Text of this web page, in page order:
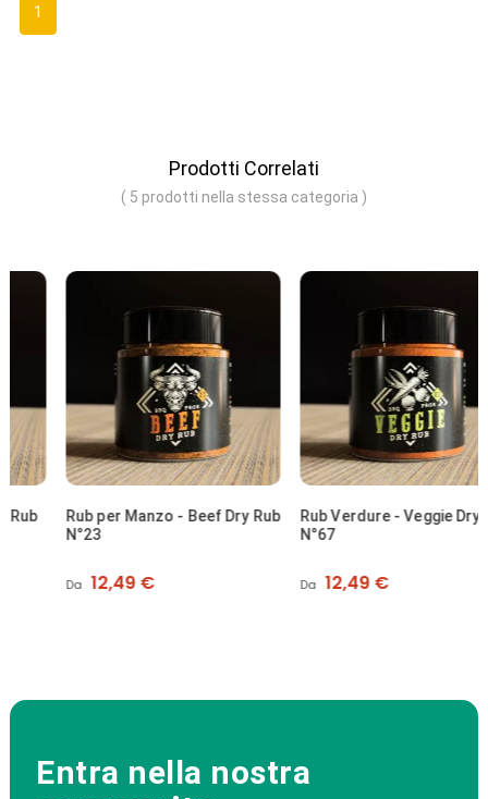
1
Prodotti Correlati
( 5 prodotti nella stessa categoria )
Rub per Manzo - Beef Dry Rub
Prezzo
12,49 €
Rub Verdure - Veggie Dry Rub
Prezzo
12,49 €
Entra nella nostra